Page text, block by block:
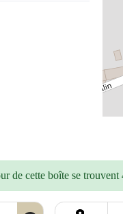
de cette boîte se trouvent